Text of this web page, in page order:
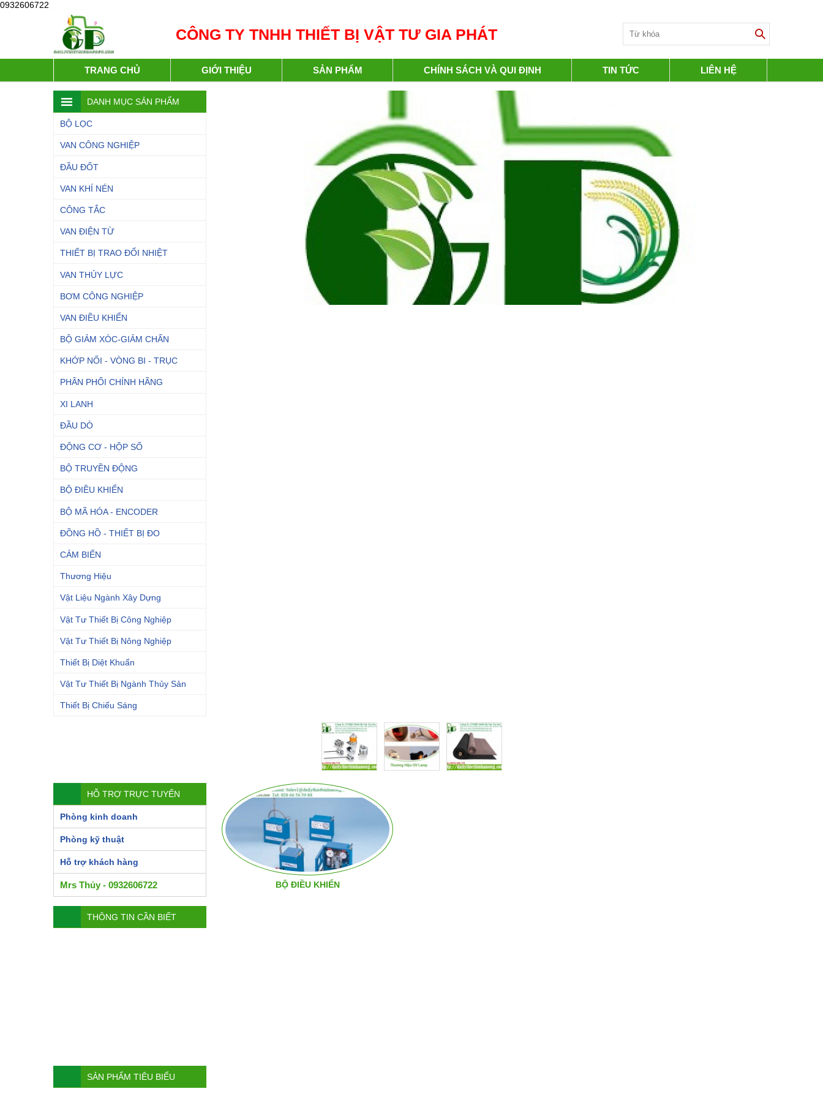
0932606722
CÔNG TY TNHH THIẾT BỊ VẬT TƯ GIA PHÁT
TRANG CHỦ GIỚI THIỆU SẢN PHẨM CHÍNH SÁCH VÀ QUI ĐỊNH TIN TỨC LIÊN HỆ
DANH MỤC SẢN PHẨM
BỘ LỌC
VAN CÔNG NGHIỆP
ĐẦU ĐỐT
VAN KHÍ NÉN
CÔNG TẮC
VAN ĐIỆN TỪ
THIẾT BỊ TRAO ĐỔI NHIỆT
VAN THỦY LỰC
BƠM CÔNG NGHIỆP
VAN ĐIỀU KHIỂN
BỘ GIẢM XÓC-GIẢM CHẤN
KHỚP NỐI - VÒNG BI - TRỤC
PHÂN PHỐI CHÍNH HÃNG
XI LANH
ĐẦU DÒ
ĐỘNG CƠ - HỘP SỐ
BỘ TRUYỀN ĐỘNG
BỘ ĐIỀU KHIỂN
BỘ MÃ HÓA - ENCODER
ĐỒNG HỒ - THIẾT BỊ ĐO
CẢM BIẾN
Thương Hiệu
Vật Liệu Ngành Xây Dựng
Vật Tư Thiết Bị Công Nghiệp
Vật Tư Thiết Bị Nông Nghiệp
Thiết Bị Diệt Khuẩn
Vật Tư Thiết Bị Ngành Thủy Sản
Thiết Bị Chiếu Sáng
HỖ TRỢ TRỰC TUYẾN
Phòng kinh doanh
Phòng kỹ thuật
Hỗ trợ khách hàng
Mrs Thủy - 0932606722
THÔNG TIN CẦN BIẾT
BỘ ĐIỀU KHIỂN
SẢN PHẨM TIÊU BIỂU